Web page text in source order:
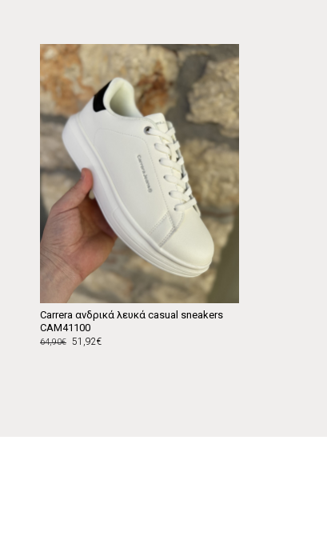
Carrera ανδρικά λευκά casual sneakers
CAM41100
51,92€
64,90€